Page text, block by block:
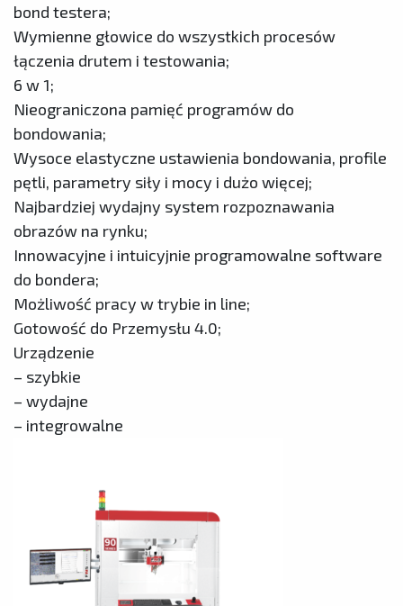
bond testera;
Wymienne głowice do wszystkich procesów
łączenia drutem i testowania;
6 w 1;
Nieograniczona pamięć programów do
bondowania;
Wysoce elastyczne ustawienia bondowania, profile
pętli, parametry siły i mocy i dużo więcej;
Najbardziej wydajny system rozpoznawania
obrazów na rynku;
Innowacyjne i intuicyjnie programowalne software
do bondera;
Możliwość pracy w trybie in line;
Gotowość do Przemysłu 4.0;
Urządzenie
– szybkie
– wydajne
– integrowalne